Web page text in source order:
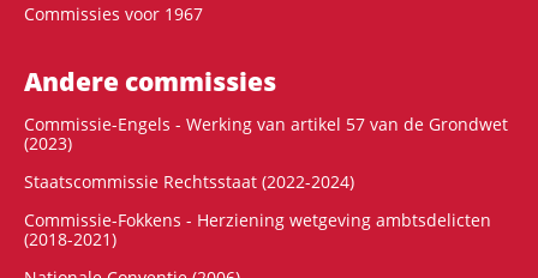
Commissies voor 1967
Andere commissies
Commissie-Engels - Werking van artikel 57 van de Grondwet
(2023)
Staatscommissie Rechtsstaat (2022-2024)
Commissie-Fokkens - Herziening wetgeving ambtsdelicten
(2018-2021)